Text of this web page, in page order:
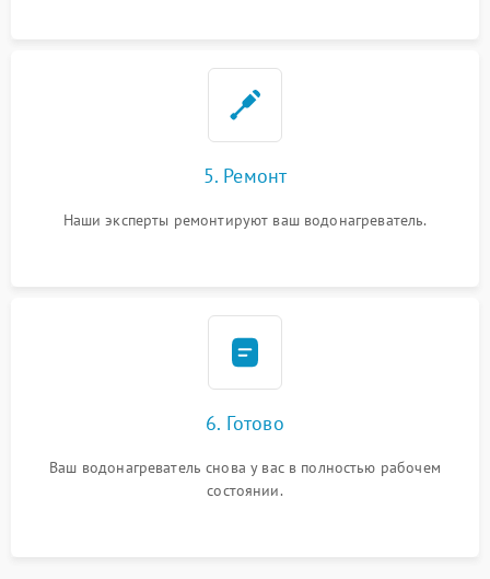
5. Ремонт
Наши эксперты ремонтируют ваш водонагреватель.
6. Готово
Ваш водонагреватель снова у вас в полностью рабочем
состоянии.